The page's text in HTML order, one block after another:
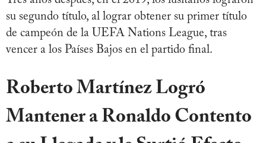
su segundo título, al lograr obtener su primer título
de campeón de la UEFA Nations League, tras
vencer a los Países Bajos en el partido final.
Roberto Martínez Logró
Mantener a Ronaldo Contento